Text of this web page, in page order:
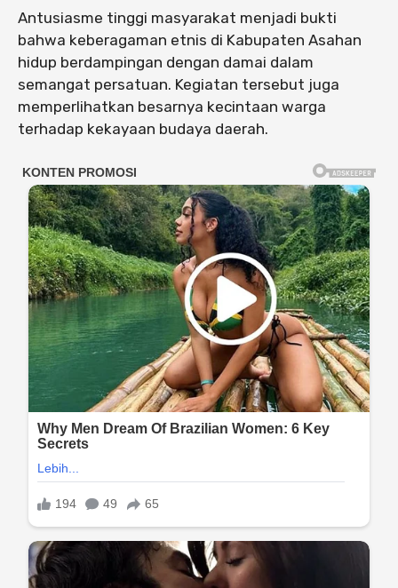
Antusiasme tinggi masyarakat menjadi bukti
bahwa keberagaman etnis di Kabupaten Asahan
hidup berdampingan dengan damai dalam
semangat persatuan. Kegiatan tersebut juga
memperlihatkan besarnya kecintaan warga
terhadap kekayaan budaya daerah.